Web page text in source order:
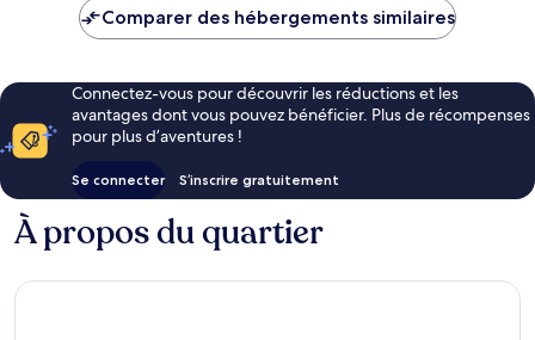
Comparer des hébergements similaires
Connectez-vous pour découvrir les réductions et les
avantages dont vous pouvez bénéficier. Plus de récompenses
pour plus d’aventures !
Se connecter S’inscrire gratuitement
À propos du quartier